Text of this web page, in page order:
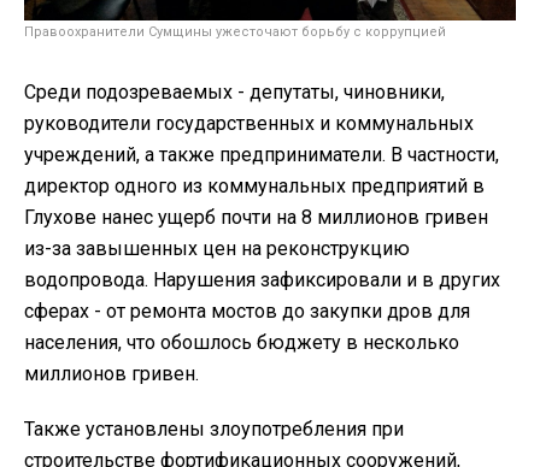
Правоохранители Сумщины ужесточают борьбу с коррупцией
Среди подозреваемых - депутаты, чиновники,
руководители государственных и коммунальных
учреждений, а также предприниматели. В частности,
директор одного из коммунальных предприятий в
Глухове нанес ущерб почти на 8 миллионов гривен
из-за завышенных цен на реконструкцию
водопровода. Нарушения зафиксировали и в других
сферах - от ремонта мостов до закупки дров для
населения, что обошлось бюджету в несколько
миллионов гривен.
Также установлены злоупотребления при
строительстве фортификационных сооружений,